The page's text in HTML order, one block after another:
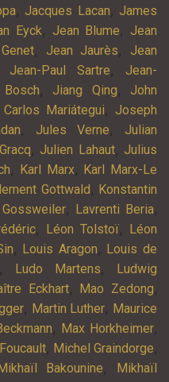
, Jacques Lacan, James
Eyck, Jean Blume, Jean
, Jean Jaurès, Jean
Jean-Paul Sartre, Jean-
, Jiang Qing, John
Mariátegui, Joseph
, Jules Verne, Julian
, Julien Lahaut, Julius
, Karl Marx, Karl Marx-Le
Gottwald , Konstantin
Gossweiler, Lavrenti Beria,
, Léon Tolstoï,
Léon
, Louis Aragon, Louis de
Ludo Martens,
Ludwig
Eckhart, Mao Zedong,
, Martin Luther, Maurice
, Max Horkheimer,
, Michel Graindorge,
Mikhaïl Bakounine,
Mikhaïl